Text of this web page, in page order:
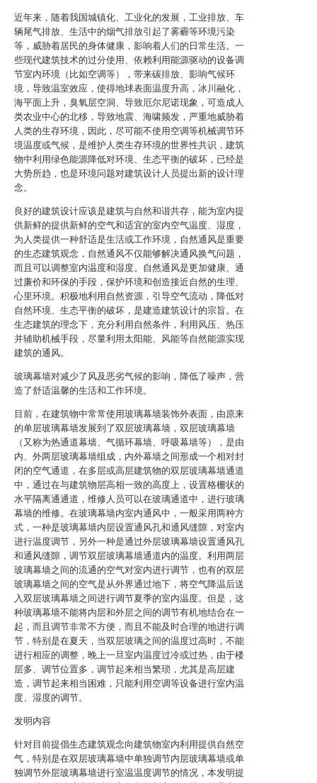
近年来，随着我国城镇化、工业化的发展，工业排放、车
辆尾气排放、生活中的烟气排放引起了雾霾等环境污染
等，威胁着居民的身体健康，影响着人们的日常生活。一
些现代建筑技术的过分使用、依赖利用能源驱动的设备调
节室内环境（比如空调等），带来碳排放、影响气候环
境，导致温室效应，使得地球表面温度升高，冰川融化，
海平面上升，臭氧层空洞、导致厄尔尼诺现象，可造成人
类农业中心的北移，导致地震、海啸频发，严重地威胁着
人类的生存环境，因此，尽可能不使用空调等机械调节环
境温度或气候，是维护人类生存环境的世界性共识，建筑
物中利用绿色能源降低对环境、生态平衡的破坏，已经是
大势所趋，也是环境问题对建筑设计人员提出新的设计理
念。
良好的建筑设计应该是建筑与自然和谐共存，能为室内提
供新鲜的提供新鲜的空气和适宜的室内空气温度、湿度，
为人类提供一种舒适是生活或工作环境，自然通风是重要
的生态建筑观念，自然通风不仅能够解决通风换气问题，
而且可以调整室内温度和湿度。自然通风是更加健康、通
过廉价和环保的手段，保护环境和创造接近自然的生理、
心里环境。积极地利用自然资源，引导空气流动，降低对
自然环境、生态平衡的破坏，是建造建筑设计的宗旨。在
生态建筑的理念下，充分利用自然条件，利用风压、热压
并辅助机械手段，尽量利用太阳能、风能等自然能源实现
建筑的通风。
玻璃幕墙对减少了风及恶劣气候的影响，降低了噪声，营
造了舒适温馨的生活和工作环境。
目前，在建筑物中常常使用玻璃幕墙装饰外表面，由原来
的单层玻璃幕墙发展到了双层玻璃幕墙，双层玻璃幕墙
（又称为热通道幕墙、气循环幕墙、呼吸幕墙等），是由
内、外两层玻璃幕墙组成，内外幕墙之间形成一个相对封
闭的空气通道，在多层或高层建筑物的双层玻璃幕墙通道
中，通过在与建筑物层高相一致的高度上，设置格栅状的
水平隔离通通道，维修人员可以在玻璃通道中，进行玻璃
幕墙的维修。在玻璃幕墙内室内通风中，一般采用两种方
式，一种是玻璃幕墙内层设置通风孔和通风缝隙，对室内
进行温度调节，另外一种是通过外层玻璃幕墙设置通风孔
和通风缝隙，调节双层玻璃幕墙通道内的温度。利用两层
玻璃幕墙之间的流通的空气对室内进行调节，也有的双层
玻璃幕墙之间的空气是从外界通过地下，将空气降温后送
入双层玻璃幕墙之间进行调节夏季的室内温度。但是，这
种玻璃幕墙不能将内层和外层之间的调节有机地结合在一
起，而且调节非常不方便，而且不能及时合理的地进行调
节，特别是在夏天，当双层玻璃之间的温度过高时，不能
进行相应的调整，晚上一旦室内温度过冷或过热，由于楼
层多、调节位置多，调节起来相当繁琐，尤其是高层建
造，调节起来相当困难，只能利用空调等设备进行室内温
度、湿度的调节。
发明内容
针对目前提倡生态建筑观念向建筑物室内利用提供自然空
气，特别是在双层玻璃幕墙中单独调节内层玻璃幕墙或单
独调节外层玻璃幕墙进行室温温度调节的情况，本发明提